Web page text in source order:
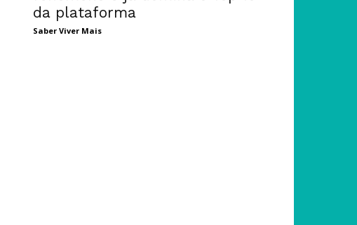
da plataforma
Saber Viver Mais